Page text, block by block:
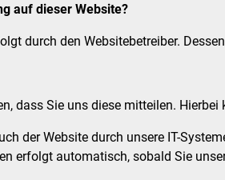
auf dieser Website?
durch den Websitebetreiber.
dass Sie uns diese mitteilen.
der Website durch unsere IT-
erfolgt automatisch, sobald Sie